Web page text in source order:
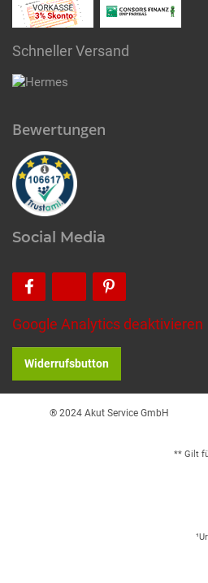
Schneller Versand
Bewertungen
Social Media
Google Analytics deaktivieren
Widerrufsbutton
® 2024 Akut Service GmbH
** Gilt